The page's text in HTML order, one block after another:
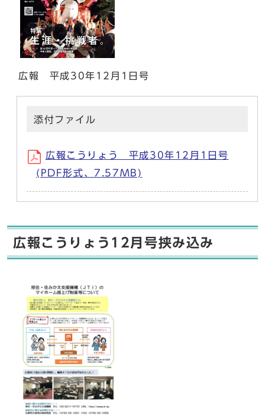
広報 平成30年12月1日号
添付ファイル
広報こうりょう 平成30年12月1日号
(PDF形式、7.57MB)
広報こうりょう12月号挟み込み